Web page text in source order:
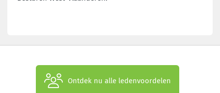
Ontdek nu alle ledenvoordelen